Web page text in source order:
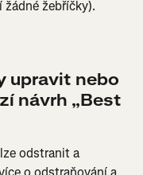
žebříčky).
upravit nebo
návrh „Best
odstranit a